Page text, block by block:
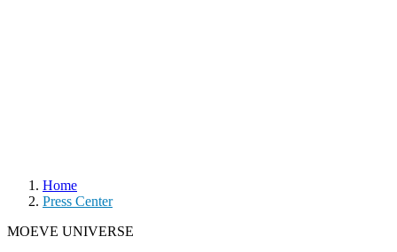
Home
Press Center
MOEVE UNIVERSE